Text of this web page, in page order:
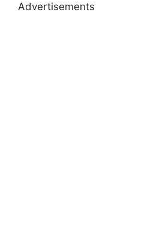
Advertisements